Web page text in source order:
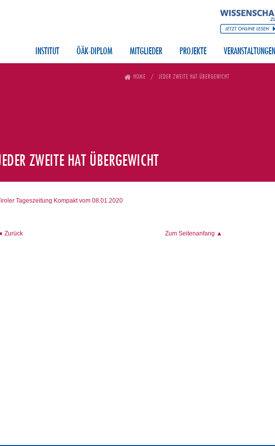
INSTITUT ÖÄK-DIPLOM MITGLIEDER PROJEKTE VERANSTALTUNGEN
HOME JEDER ZWEITE HAT ÜBERGEWICHT
ZWEITE HAT ÜBERGEWICHT
Tageszeitung Kompakt vom 08.01.2020
Zurück Zum Seitenanfang ▲